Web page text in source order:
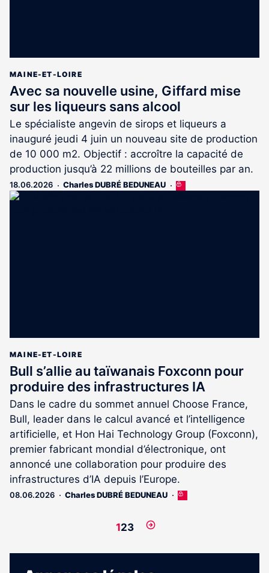
MAINE-ET-LOIRE
Avec sa nouvelle usine, Giffard mise
sur les liqueurs sans alcool
Le spécialiste angevin de sirops et liqueurs a
inauguré jeudi 4 juin un nouveau site de production
de 10 000 m2. Objectif : accroître la capacité de
production jusqu’à 22 millions de bouteilles par an.
18.06.2026 Charles DUBRÉ BEDUNEAU
Cet
MAINE-ET-LOIRE
Bull s’allie au taïwanais Foxconn pour
produire des infrastructures IA
Dans le cadre du sommet annuel Choose France,
Bull, leader dans le calcul avancé et l’intelligence
artificielle, et Hon Hai Technology Group (Foxconn),
premier fabricant mondial d’électronique, ont
annoncé une collaboration pour produire des
infrastructures d’IA depuis l’Europe.
08.06.2026 Charles DUBRÉ BEDUNEAU
Cet
abonnés
123
Page